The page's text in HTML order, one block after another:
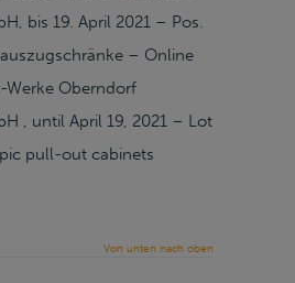
bis 19. April 2021 – Pos.
– Online
Werke Oberndorf
, until April 19, 2021 – Lot
pull-out cabinets
Von unten nach oben